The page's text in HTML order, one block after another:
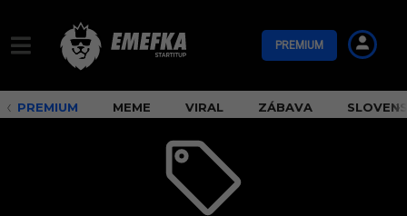
PREMIUM
PREMIUM MEME VIRAL ZÁBAVA